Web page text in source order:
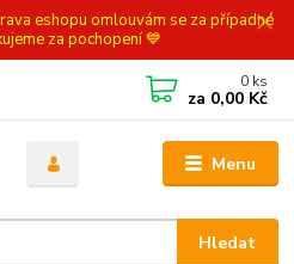
eshopu omlouvám se za případné
za pochopení 💙
Menu
Hledat
0 ks
za 0,00 Kč